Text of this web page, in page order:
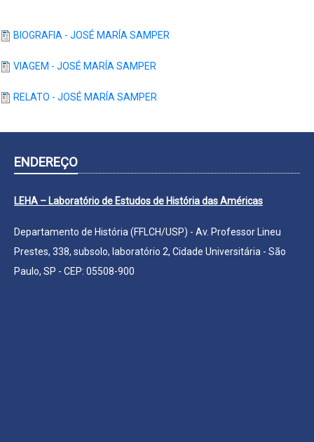
BIOGRAFIA - JOSÉ MARÍA SAMPER
VIAGEM - JOSÉ MARÍA SAMPER
RELATO - JOSÉ MARÍA SAMPER
ENDEREÇO
LEHA – Laboratório de Estudos de História das Américas
Departamento de História (FFLCH/USP) - Av. Professor Lineu
Prestes, 338, subsolo, laboratório 2, Cidade Universitária - São
Paulo, SP - CEP: 05508-900